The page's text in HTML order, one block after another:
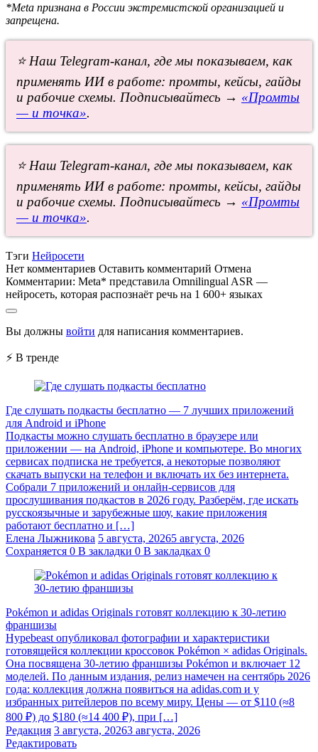
*Meta признана в России экстремистской организацией и
запрещена.
⭐ Наш Telegram-канал, где мы показываем, как
применять ИИ в работе: промты, кейсы, гайды
и рабочие схемы. Подписывайтесь → «Промты
— и точка».
⭐ Наш Telegram-канал, где мы показываем, как
применять ИИ в работе: промты, кейсы, гайды
и рабочие схемы. Подписывайтесь → «Промты
— и точка».
Тэги Нейросети
Нет комментариев Оставить комментарий Отмена
Комментарии: Meta* представила Omnilingual ASR —
нейросеть, которая распознаёт речь на 1 600+ языках
Вы должны войти для написания комментариев.
⚡ В тренде
Где слушать подкасты бесплатно — 7 лучших приложений
для Android и iPhone
Подкасты можно слушать бесплатно в браузере или
приложении — на Android, iPhone и компьютере. Во многих
сервисах подписка не требуется, а некоторые позволяют
скачать выпуски на телефон и включать их без интернета.
Собрали 7 приложений и онлайн-сервисов для
прослушивания подкастов в 2026 году. Разберём, где искать
русскоязычные и зарубежные шоу, какие приложения
работают бесплатно и […]
Елена Лыжникова 5 августа, 20265 августа, 2026
Сохраняется 0 В закладки 0 В закладках 0
Pokémon и adidas Originals готовят коллекцию к 30-летию
франшизы
Hypebeast опубликовал фотографии и характеристики
готовящейся коллекции кроссовок Pokémon × adidas Originals.
Она посвящена 30-летию франшизы Pokémon и включает 12
моделей. По данным издания, релиз намечен на сентябрь 2026
года: коллекция должна появиться на adidas.com и у
избранных ритейлеров по всему миру. Цены — от $110 (≈8
800 ₽) до $180 (≈14 400 ₽), при […]
Редакция 3 августа, 20263 августа, 2026
Редактировать